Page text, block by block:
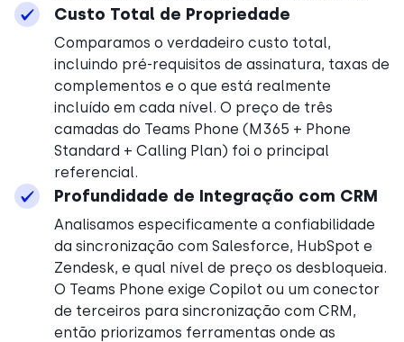
Custo Total de Propriedade
Comparamos o verdadeiro custo total,
incluindo pré-requisitos de assinatura, taxas de
complementos e o que está realmente
incluído em cada nível. O preço de três
camadas do Teams Phone (M365 + Phone
Standard + Calling Plan) foi o principal
referencial.
Profundidade de Integração com CRM
Analisamos especificamente a confiabilidade
da sincronização com Salesforce, HubSpot e
Zendesk, e qual nível de preço os desbloqueia.
O Teams Phone exige Copilot ou um conector
de terceiros para sincronização com CRM,
então priorizamos ferramentas onde as